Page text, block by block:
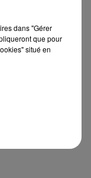
dans "Gérer
que pour
situé en